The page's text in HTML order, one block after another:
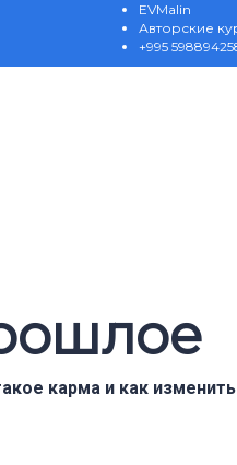
EVMalin
Авторские
+995
карма и как изменить